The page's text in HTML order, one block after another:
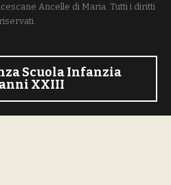
Ancelle di Maria. Tutti i diritti
riservati.
Scuola Infanzia
XXIII